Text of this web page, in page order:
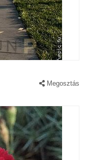
Megosztás